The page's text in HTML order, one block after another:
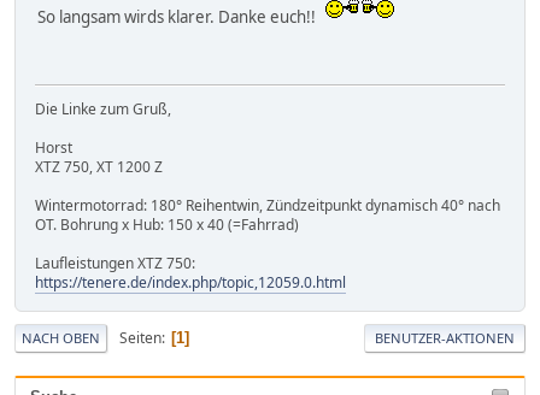
So langsam wirds klarer. Danke euch!!
Die Linke zum Gruß,
Horst
XTZ 750, XT 1200 Z
Wintermotorrad: 180° Reihentwin, Zündzeitpunkt dynamisch 40° nach
OT. Bohrung x Hub: 150 x 40 (=Fahrrad)
Laufleistungen XTZ 750:
https://tenere.de/index.php/topic,12059.0.html
NACH OBEN Seiten 1 BENUTZER-AKTIONEN